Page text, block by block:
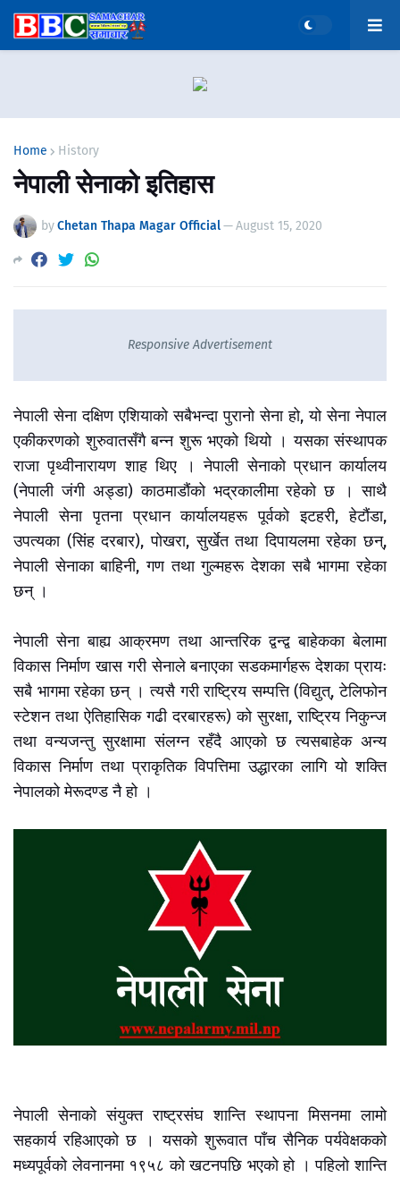
Home History
नेपाली सेनाको इतिहास
byChetan Thapa Magar Official—August 15, 2020
Responsive Advertisement
नेपाली सेना दक्षिण एशियाको सबैभन्दा पुरानो सेना हो, यो सेना नेपाल
एकीकरणको शुरुवातसँगै बन्न शुरू भएको थियो । यसका संस्थापक
राजा पृथ्वीनारायण शाह थिए । नेपाली सेनाको प्रधान कार्यालय
(नेपाली जंगी अड्डा) काठमाडौंको भद्रकालीमा रहेको छ । साथै
नेपाली सेना पृतना प्रधान कार्यालयहरू पूर्वको इटहरी, हेटौंडा,
उपत्यका (सिंह दरबार), पोखरा, सुर्खेत तथा दिपायलमा रहेका छन्,
नेपाली सेनाका बाहिनी, गण तथा गुल्महरू देशका सबै भागमा रहेका
छन् ।
नेपाली सेना बाह्य आक्रमण तथा आन्तरिक द्वन्द्व बाहेकका बेलामा
विकास निर्माण खास गरी सेनाले बनाएका सडकमार्गहरू देशका प्रायः
सबै भागमा रहेका छन् । त्यसै गरी राष्ट्रिय सम्पत्ति (विद्युत्, टेलिफोन
स्टेशन तथा ऐतिहासिक गढी दरबारहरू) को सुरक्षा, राष्ट्रिय निकुन्ज
तथा वन्यजन्तु सुरक्षामा संलग्न रहँदै आएको छ त्यसबाहेक अन्य
विकास निर्माण तथा प्राकृतिक विपत्तिमा उद्धारका लागि यो शक्ति
नेपालको मेरूदण्ड नै हो ।
नेपाली सेनाको संयुक्त राष्ट्रसंघ शान्ति स्थापना मिसनमा लामो
सहकार्य रहिआएको छ । यसको शुरूवात पाँच सैनिक पर्यवेक्षकको
मध्यपूर्वको लेवनानमा १९५८ को खटनपछि भएको हो । पहिलो शान्ति